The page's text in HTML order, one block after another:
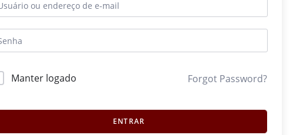
Manter logado Forgot Password?
ENTRAR